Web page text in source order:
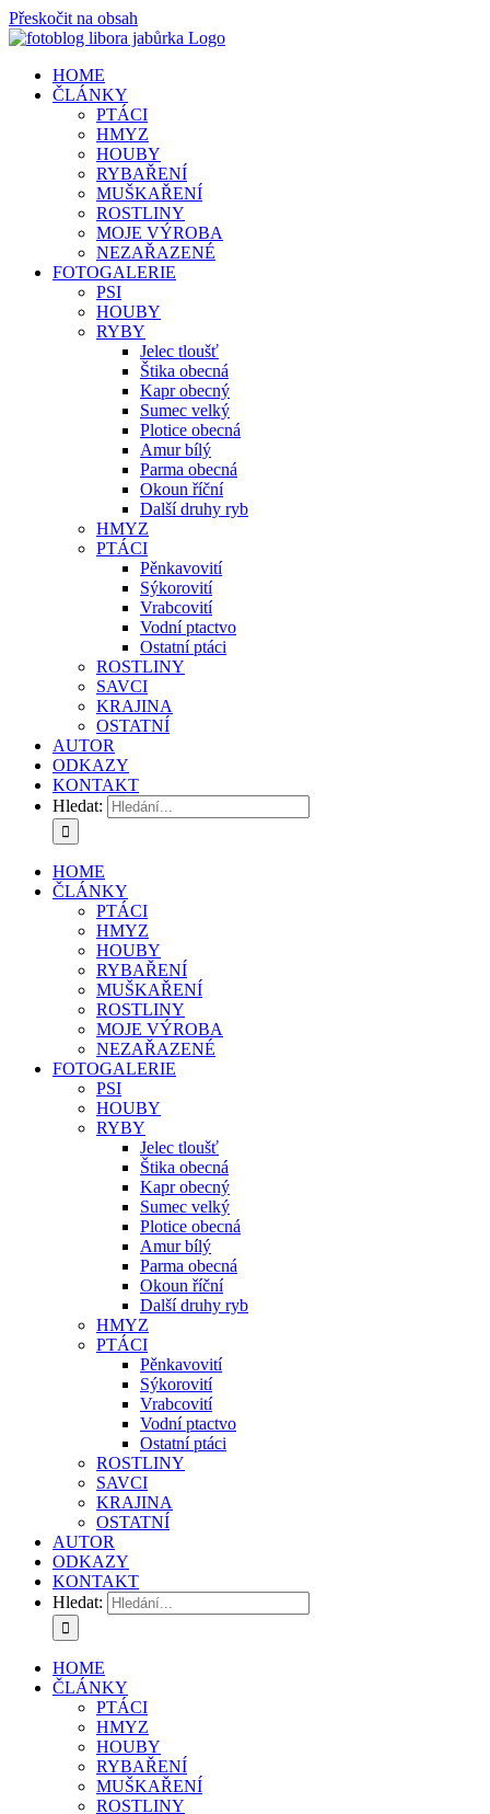
Přeskočit na obsah
HOME
ČLÁNKY
PTÁCI
HMYZ
HOUBY
RYBAŘENÍ
MUŠKAŘENÍ
ROSTLINY
MOJE VÝROBA
NEZAŘAZENÉ
FOTOGALERIE
PSI
HOUBY
RYBY
Jelec tloušť
Štika obecná
Kapr obecný
Sumec velký
Plotice obecná
Amur bílý
Parma obecná
Okoun říční
Další druhy ryb
HMYZ
PTÁCI
Pěnkavovití
Sýkorovití
Vrabcovití
Vodní ptactvo
Ostatní ptáci
ROSTLINY
SAVCI
KRAJINA
OSTATNÍ
AUTOR
ODKAZY
KONTAKT
Hledat:
HOME
ČLÁNKY
PTÁCI
HMYZ
HOUBY
RYBAŘENÍ
MUŠKAŘENÍ
ROSTLINY
MOJE VÝROBA
NEZAŘAZENÉ
FOTOGALERIE
PSI
HOUBY
RYBY
Jelec tloušť
Štika obecná
Kapr obecný
Sumec velký
Plotice obecná
Amur bílý
Parma obecná
Okoun říční
Další druhy ryb
HMYZ
PTÁCI
Pěnkavovití
Sýkorovití
Vrabcovití
Vodní ptactvo
Ostatní ptáci
ROSTLINY
SAVCI
KRAJINA
OSTATNÍ
AUTOR
ODKAZY
KONTAKT
Hledat:
HOME
ČLÁNKY
PTÁCI
HMYZ
HOUBY
RYBAŘENÍ
MUŠKAŘENÍ
ROSTLINY